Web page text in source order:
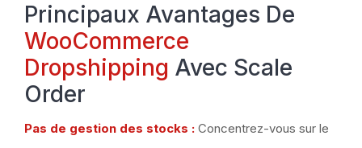
Principaux Avantages De
WooCommerce
Dropshipping Avec Scale
Order
Pas de gestion des stocks : Concentrez-vous sur le